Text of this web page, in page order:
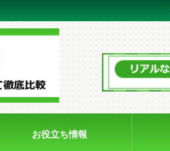
お役立ち情報